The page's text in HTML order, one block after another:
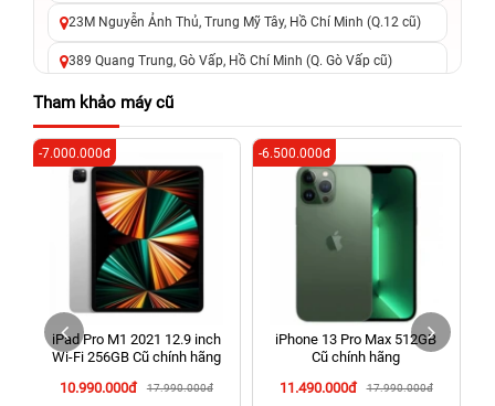
23M Nguyễn Ảnh Thủ, Trung Mỹ Tây, Hồ Chí Minh (Q.12 cũ)
389 Quang Trung, Gò Vấp, Hồ Chí Minh (Q. Gò Vấp cũ)
625 - 625A Âu Cơ, Tân Phú, Hồ Chí Minh (Quận Tân Phú cũ)
326 Lê Văn Việt, Tăng Nhơn Phú, Hồ Chí Minh (Q.9 TP. Thủ
Đức cũ)
256 Võ Văn Ngân, Thủ Đức, Hồ Chí Minh (Bình Thọ, TP. Thủ
Đức Cũ)
70 Nguyễn An Ninh, Dĩ An, Hồ Chí Minh (Bình Dương Cũ)
24h Vũng Tàu: 162A Ba Cu, Vũng Tàu, Hồ Chí Minh (TP. Vũng
Tàu cũ)
198 Hoàng Văn Thụ, Tân Sơn Nhất, Hồ Chí Minh (Tân Bình
cũ)
Tham khảo máy cũ
iPad Pro M1 2021 12.9 inch
Wi‑Fi 256GB Cũ chính hãng
10.990.000đ
17.990.000đ
-7.000.000đ
iPhone 13 Pro Max 512GB
Cũ chính hãng
11.490.000đ
17.990.000đ
-6.500.000đ